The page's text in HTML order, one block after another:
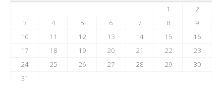
1
2
3
4 5 6 7 8
9
10
11 12 13 14 15
16
17
18 19 20 21 22
23
24
25 26 27 28 29
30
31